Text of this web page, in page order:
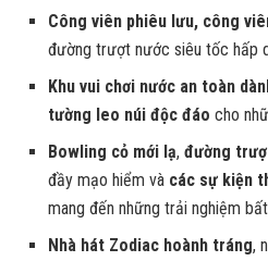
Công viên phiêu lưu, công
đường trượt nước siêu tốc hấp
Khu vui chơi nước an toàn
tường leo núi độc đáo cho
Bowling cỏ mới lạ,đường
đầy mạo hiểm và các sự kiện
mang đến những trải nghiệm
Nhà hát Zodiac hoành tráng,